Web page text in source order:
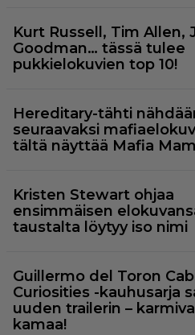
Kurt Russell, Tim Allen,
Goodman… tässä tulee
pukkielokuvien top 10!
Hereditary-tähti
seuraavaksi
tältä näyttää Mafia
Kristen Stewart ohjaa
ensimmäisen
taustalta löytyy iso nimi
Guillermo del Toron
Curiosities -kauhusarja
uuden trailerin –
kamaa!